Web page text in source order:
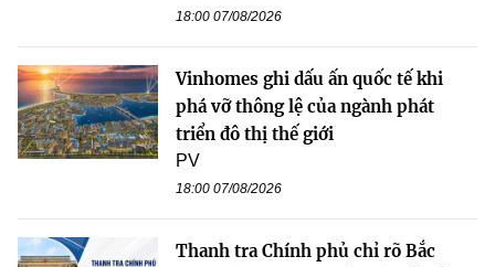
18:00 07/08/2026
Vinhomes ghi dấu ấn quốc tế khi
phá vỡ thông lệ của ngành phát
triển đô thị thế giới
PV
18:00 07/08/2026
Thanh tra Chính phủ chỉ rõ Bắc